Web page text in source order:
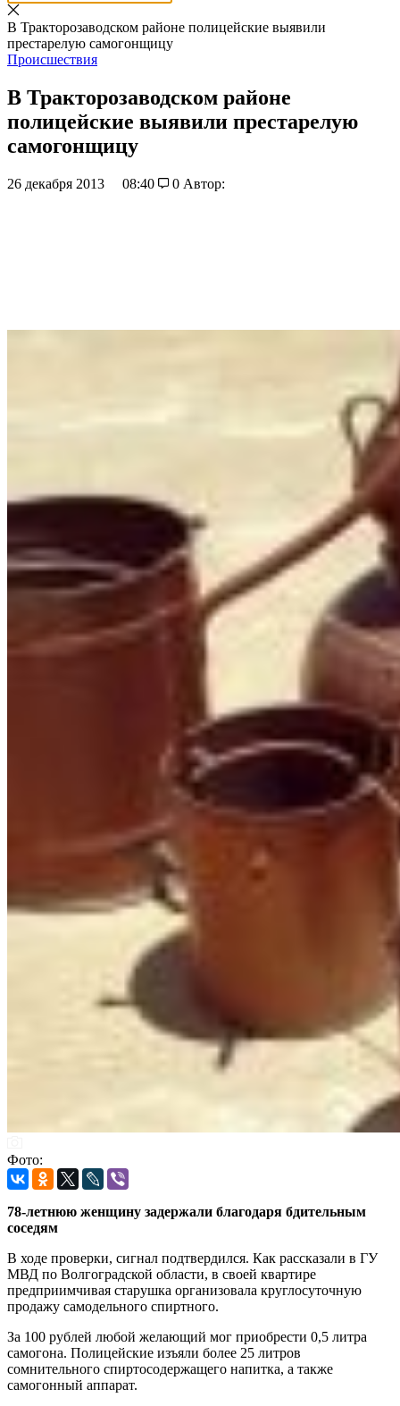
В Тракторозаводском районе полицейские выявили
престарелую самогонщицу
Происшествия
В Тракторозаводском районе
полицейские выявили престарелую
самогонщицу
26 декабря 2013 08:40 0 Автор:
Фото:
78-летнюю женщину задержали благодаря бдительным
соседям
В ходе проверки, сигнал подтвердился. Как рассказали в ГУ
МВД по Волгоградской области, в своей квартире
предприимчивая старушка организовала круглосуточную
продажу самодельного спиртного.
За 100 рублей любой желающий мог приобрести 0,5 литра
самогона. Полицейские изъяли более 25 литров
сомнительного спиртосодержащего напитка, а также
самогонный аппарат.